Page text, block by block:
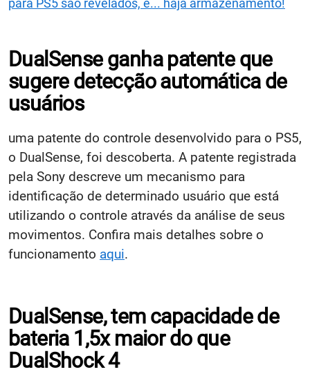
para PS5 são revelados, e... haja armazenamento!
DualSense ganha patente que
sugere detecção automática de
usuários
uma patente do controle desenvolvido para o PS5,
o DualSense, foi descoberta. A patente registrada
pela Sony descreve um mecanismo para
identificação de determinado usuário que está
utilizando o controle através da análise de seus
movimentos. Confira mais detalhes sobre o
funcionamento aqui.
DualSense, tem capacidade de
bateria 1,5x maior do que
DualShock 4